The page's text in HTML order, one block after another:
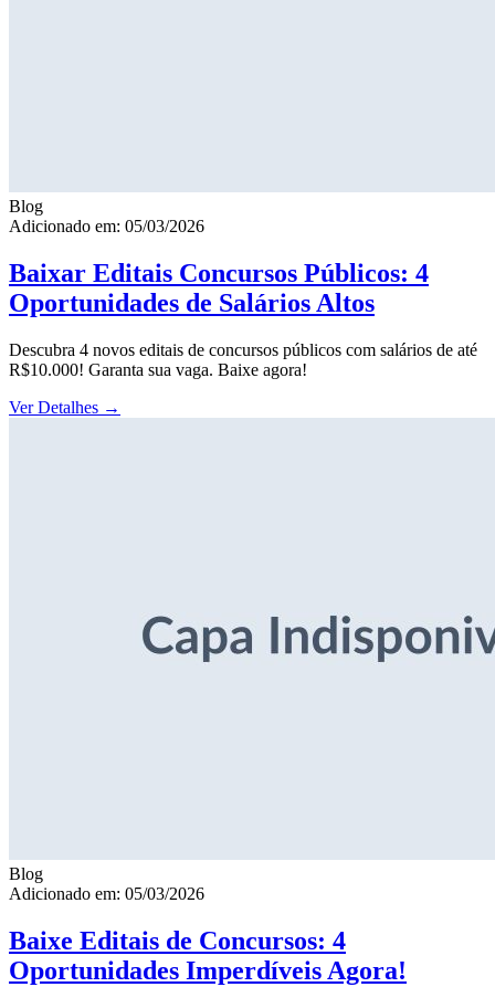
Blog
Adicionado em: 05/03/2026
Baixar Editais Concursos Públicos: 4
Oportunidades de Salários Altos
Descubra 4 novos editais de concursos públicos com salários de até
R$10.000! Garanta sua vaga. Baixe agora!
Ver Detalhes →
Blog
Adicionado em: 05/03/2026
Baixe Editais de Concursos: 4
Oportunidades Imperdíveis Agora!